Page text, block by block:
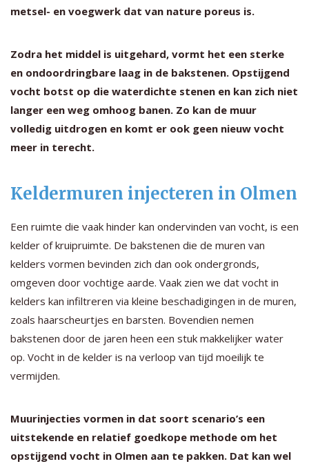
metsel- en voegwerk dat van nature poreus is.
Zodra het middel is uitgehard, vormt het een sterke
en ondoordringbare laag in de bakstenen. Opstijgend
vocht botst op die waterdichte stenen en kan zich niet
langer een weg omhoog banen. Zo kan de muur
volledig uitdrogen en komt er ook geen nieuw vocht
meer in terecht.
Keldermuren injecteren in Olmen
Een ruimte die vaak hinder kan ondervinden van vocht, is een
kelder of kruipruimte. De bakstenen die de muren van
kelders vormen bevinden zich dan ook ondergronds,
omgeven door vochtige aarde. Vaak zien we dat vocht in
kelders kan infiltreren via kleine beschadigingen in de muren,
zoals haarscheurtjes en barsten. Bovendien nemen
bakstenen door de jaren heen een stuk makkelijker water
op. Vocht in de kelder is na verloop van tijd moeilijk te
vermijden.
Muurinjecties vormen in dat soort scenario’s een
uitstekende en relatief goedkope methode om het
opstijgend vocht in Olmen aan te pakken. Dat kan wel